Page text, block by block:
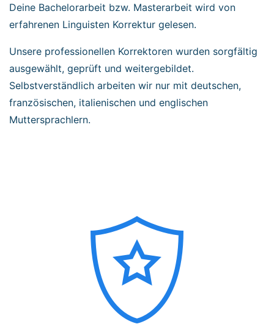
Deine Bachelorarbeit bzw. Masterarbeit wird von
erfahrenen Linguisten Korrektur gelesen.
Unsere professionellen Korrektoren wurden sorgfältig
ausgewählt, geprüft und weitergebildet.
Selbstverständlich arbeiten wir nur mit deutschen,
französischen, italienischen und englischen
Muttersprachlern.